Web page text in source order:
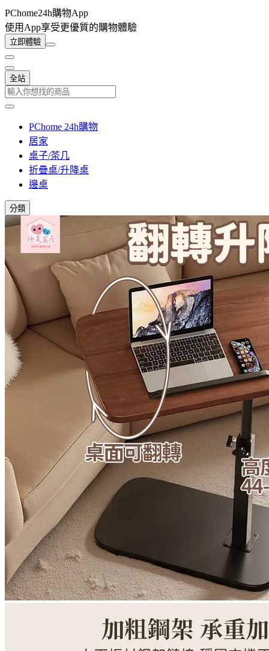
PChome24h購物App
使用App享受更優質的購物體驗
立即體驗
全站
PChome 24h購物
居家
桌子/茶几
折疊桌/升降桌
邊桌
分類